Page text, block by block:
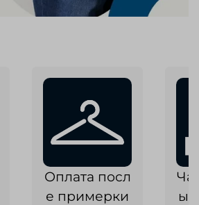
Оплата посл
е примерки